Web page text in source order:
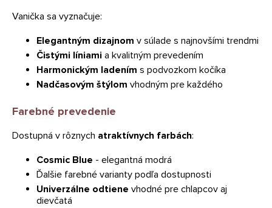
Vanička sa vyznačuje:
Elegantným dizajnom v súlade s najnovšími trendmi
Čistými líniami a kvalitným prevedením
Harmonickým ladením s podvozkom kočíka
Nadčasovým štýlom vhodným pre každého
Farebné prevedenie
Dostupná v rôznych atraktívnych farbách:
Cosmic Blue - elegantná modrá
Ďalšie farebné varianty podľa dostupnosti
Univerzálne odtiene vhodné pre chlapcov aj
dievčatá